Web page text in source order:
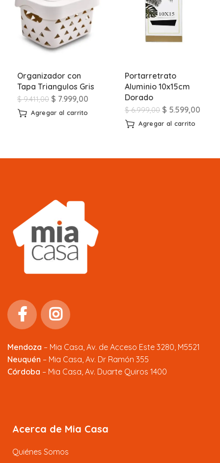
Organizador con
Tapa Triangulos Gris
$9.411,00 $ 7.999,00
Agregar al carrito
Portarretrato
Aluminio 10x15cm
Dorado
$6.999,00 $ 5.599,00
Agregar al carrito
Mendoza – Mia Casa, Av. de Acceso Este 3280, M5521
Neuquén – Mia Casa, Av. Dr Ramón 355
Córdoba – Mia Casa, Av. Duarte Quiros 1400
Acerca de Mia Casa
Quiénes Somos